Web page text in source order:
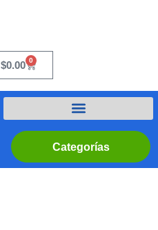
$0.00 0
Cart
Categorías